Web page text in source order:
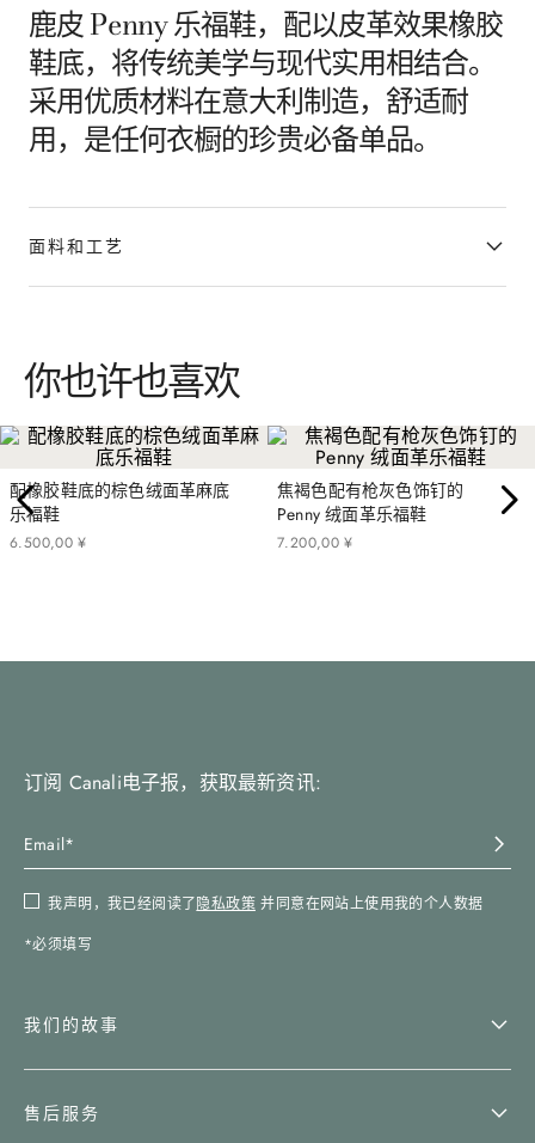
鹿皮 Penny 乐福鞋，配以皮革效果橡胶
鞋底，将传统美学与现代实用相结合。
采用优质材料在意大利制造，舒适耐
用，是任何衣橱的珍贵必备单品。
面料和工艺
你也许也喜欢
配橡胶鞋底的棕色绒面革麻底
乐福鞋
¥
6 ,
500
. 00
焦褐色配有枪灰色饰钉的
Penny 绒面革乐福鞋
¥
7 ,
200
. 00
订阅 Canali电子报，获取最新资讯:
我声明，我已经阅读了隐私政策并同意在网站上使用我的个人数据
*必须填写
我们的故事
售后服务